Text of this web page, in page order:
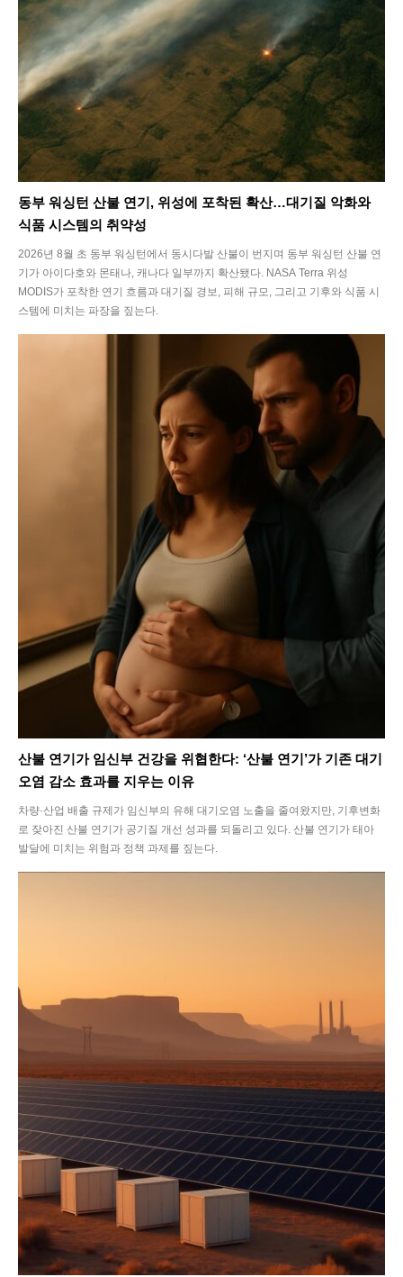
Energy
Food
Health
Life
Interview
Article
Tech
동부 워싱턴 산불 연기, 위성에 포착된 확산…대기질 악화와
식품 시스템의 취약성
2026년 8월 초 동부 워싱턴에서 동시다발 산불이 번지며 동부 워싱턴 산불 연
기가 아이다호와 몬태나, 캐나다 일부까지 확산됐다. NASA Terra 위성
MODIS가 포착한 연기 흐름과 대기질 경보, 피해 규모, 그리고 기후와 식품 시
스템에 미치는 파장을 짚는다.
산불 연기가 임신부 건강을 위협한다: ‘산불 연기’가 기존 대기
오염 감소 효과를 지우는 이유
차량·산업 배출 규제가 임신부의 유해 대기오염 노출을 줄여왔지만, 기후변화
로 잦아진 산불 연기가 공기질 개선 성과를 되돌리고 있다. 산불 연기가 태아
발달에 미치는 위험과 정책 과제를 짚는다.